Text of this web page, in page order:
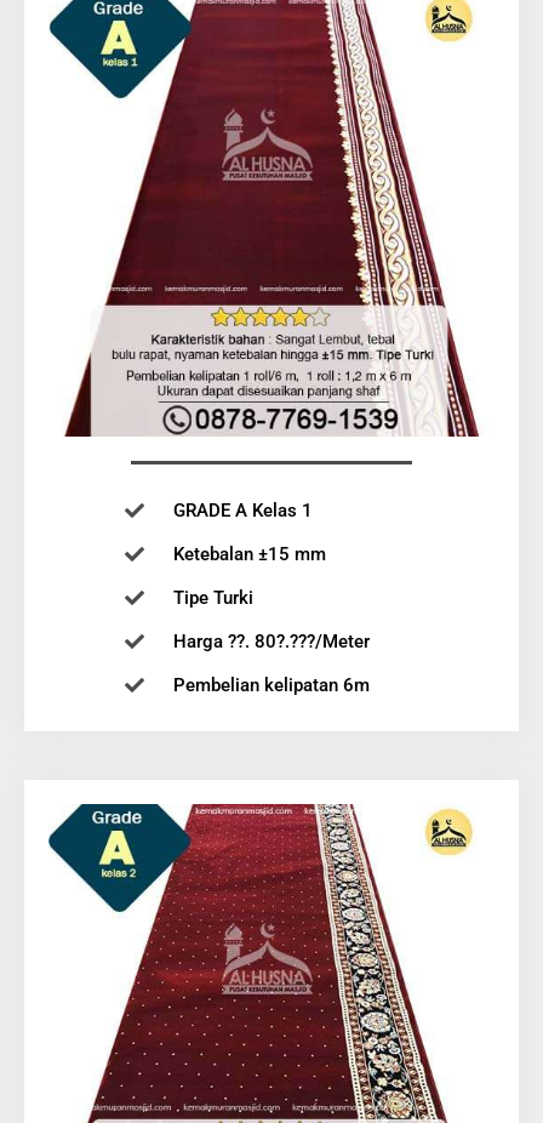
GRADE A Kelas 1
Ketebalan ±15 mm
Tipe Turki
Harga ??. 80?.???/Meter
Pembelian kelipatan 6m